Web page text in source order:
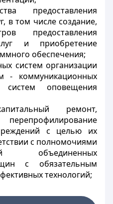
предоставления
в том числе создание,
предоставления
и приобретение
обеспечения;
систем организации
- коммуникационных
оповещения
ремонт,
с целью их
с полномочиями
объединенных
с обязательным
технологий;